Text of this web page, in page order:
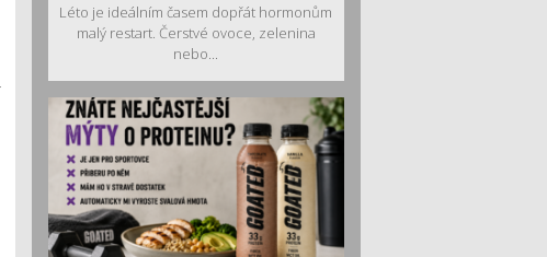
Léto je ideálním časem dopřát hormonům
malý restart. Čerstvé ovoce, zelenina
nebo...